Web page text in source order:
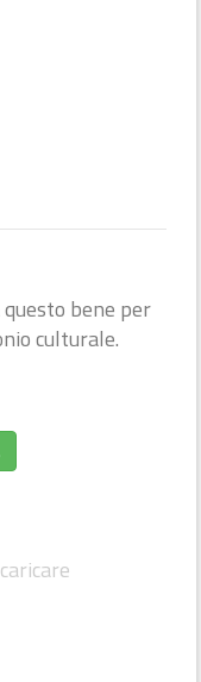
bene per
culturale.